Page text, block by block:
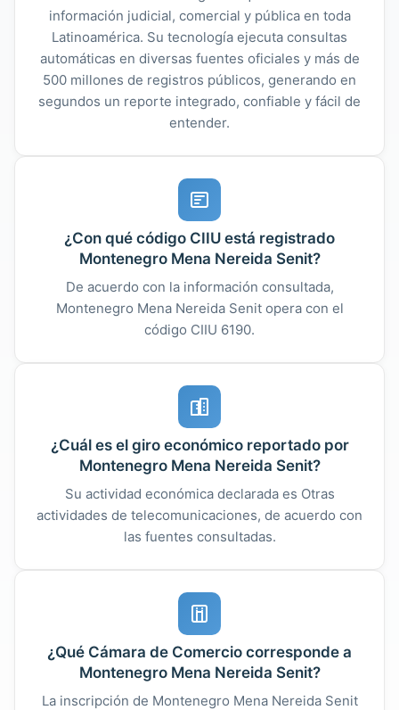
información judicial, comercial y pública en toda
Latinoamérica. Su tecnología ejecuta consultas
automáticas en diversas fuentes oficiales y más de
500 millones de registros públicos, generando en
segundos un reporte integrado, confiable y fácil de
entender.
¿Con qué código CIIU está registrado
Montenegro Mena Nereida Senit?
De acuerdo con la información consultada,
Montenegro Mena Nereida Senit opera con el
código CIIU 6190.
¿Cuál es el giro económico reportado por
Montenegro Mena Nereida Senit?
Su actividad económica declarada es Otras
actividades de telecomunicaciones, de acuerdo con
las fuentes consultadas.
¿Qué Cámara de Comercio corresponde a
Montenegro Mena Nereida Senit?
La inscripción de Montenegro Mena Nereida Senit